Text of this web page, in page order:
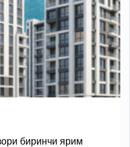
биринчи ярим